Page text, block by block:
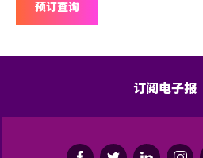
预订查询
订阅电子报